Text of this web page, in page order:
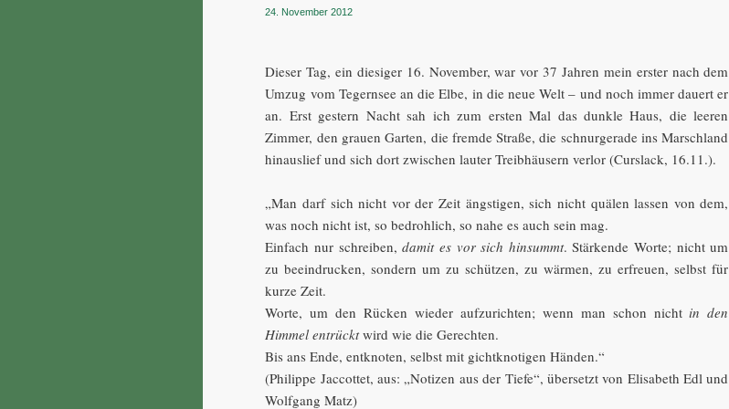
24. November 2012
Dieser Tag, ein diesiger 16. November, war vor 37 Jahren mein erster nach dem
Umzug vom Tegernsee an die Elbe, in die neue Welt – und noch immer dauert er
an. Erst gestern Nacht sah ich zum ersten Mal das dunkle Haus, die leeren
Zimmer, den grauen Garten, die fremde Straße, die schnurgerade ins Marschland
hinauslief und sich dort zwischen lauter Treibhäusern verlor (Curslack, 16.11.).
„Man darf sich nicht vor der Zeit ängstigen, sich nicht quälen lassen von dem,
was noch nicht ist, so bedrohlich, so nahe es auch sein mag.
Einfach nur schreiben,damit es vor sich hinsummt. Stärkende Worte; nicht um
zu beeindrucken, sondern um zu schützen, zu wärmen, zu erfreuen, selbst für
kurze Zeit.
Worte, um den Rücken wieder aufzurichten; wenn man schon nichtin den
Himmel entrücktwird wie die Gerechten.
Bis ans Ende, entknoten, selbst mit gichtknotigen Händen.“
(Philippe Jaccottet, aus: „Notizen aus der Tiefe“, übersetzt von Elisabeth Edl und
Wolfgang Matz)